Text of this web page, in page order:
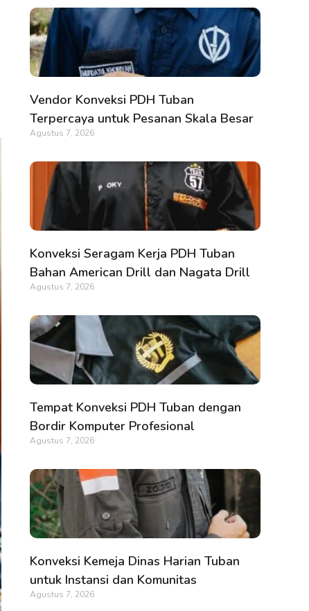
Vendor Konveksi PDH Tuban
Terpercaya untuk Pesanan Skala Besar
Agustus 7, 2026
Konveksi Seragam Kerja PDH Tuban
Bahan American Drill dan Nagata Drill
Agustus 7, 2026
Tempat Konveksi PDH Tuban dengan
Bordir Komputer Profesional
Agustus 7, 2026
Konveksi Kemeja Dinas Harian Tuban
untuk Instansi dan Komunitas
Agustus 7, 2026